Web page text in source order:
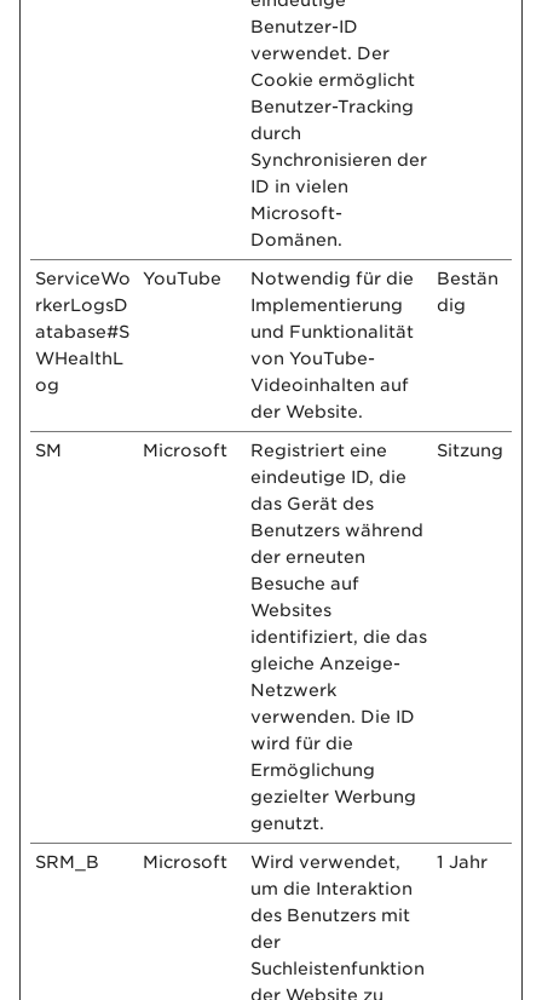
Benutzer-ID
verwendet. Der
Cookie ermöglicht
Benutzer-Tracking
durch
Synchronisieren der
ID in vielen
Microsoft-
Domänen.
ServiceWo
rkerLogsD
atabase#S
WHealthL
og
YouTube
Notwendig für die
Implementierung
und Funktionalität
von YouTube-
Videoinhalten auf
der Website.
Bestän
dig
SM Microsoft
Registriert eine
eindeutige ID, die
das Gerät des
Benutzers während
der erneuten
Besuche auf
Websites
identifiziert, die das
gleiche Anzeige-
Netzwerk
verwenden. Die ID
wird für die
Ermöglichung
gezielter Werbung
genutzt.
Sitzung
SRM_B Microsoft
Wird verwendet,
um die Interaktion
des Benutzers mit
der
Suchleistenfunktion
der Website zu
1 Jahr